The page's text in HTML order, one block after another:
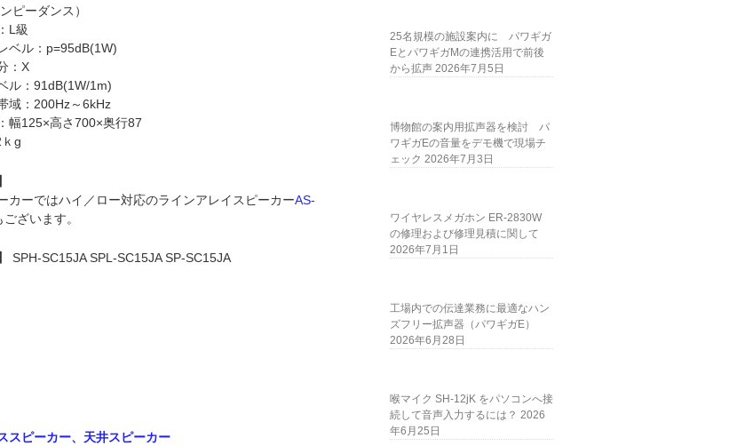
ピーダンス）
L級
ベル：p=95dB(1W)
：X
ル：91dB(1W/1m)
域：200Hz～6kHz
幅125×高さ700×奥行87
g
カーではハイ／ロー対応のラインアレイスピーカーAS-
ざいます。
SPH-SC15JA SPL-SC15JA SP-SC15JA
スピーカー、天井スピーカー
25名規模の施設案内に パワギガ
EとパワギガMの連携活用で前後
から拡声 2026年7月5日
博物館の案内用拡声器を検討 パ
ワギガEの音量をデモ機で現場チ
ェック 2026年7月3日
ワイヤレスメガホン ER-2830W
の修理および修理見積に関して
2026年7月1日
工場内での伝達業務に最適なハン
ズフリー拡声器（パワギガE）
2026年6月28日
喉マイク SH-12jK をパソコンへ接
続して音声入力するには？ 2026
年6月25日